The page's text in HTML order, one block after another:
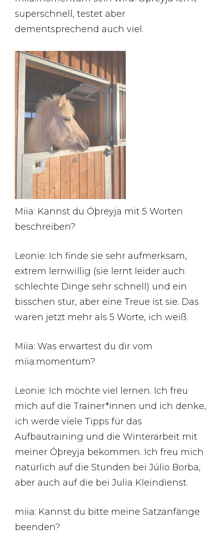
superschnell, testet aber
dementsprechend auch viel.
Miia: Kannst du Óþreyja mit 5 Worten
beschreiben?
Leonie: Ich finde sie sehr aufmerksam,
extrem lernwillig (sie lernt leider auch
schlechte Dinge sehr schnell) und ein
bisschen stur, aber eine Treue ist sie. Das
waren jetzt mehr als 5 Worte, ich weiß.
Miia: Was erwartest du dir vom
miia:momentum?
Leonie: Ich möchte viel lernen. Ich freu
mich auf die Trainer*innen und ich denke,
ich werde viele Tipps für das
Aufbautraining und die Winterarbeit mit
meiner Óþreyja bekommen. Ich freu mich
natürlich auf die Stunden bei Júlio Borba,
aber auch auf die bei Julia Kleindienst.
miia: Kannst du bitte meine Satzanfänge
beenden?